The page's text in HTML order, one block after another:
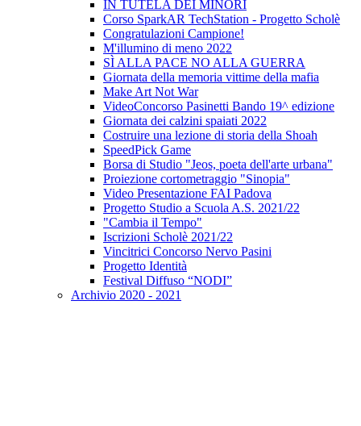
IN TUTELA DEI MINORI
Corso SparkAR TechStation - Progetto Scholè
Congratulazioni Campione!
M'illumino di meno 2022
SÌ ALLA PACE NO ALLA GUERRA
Giornata della memoria vittime della mafia
Make Art Not War
VideoConcorso Pasinetti Bando 19^ edizione
Giornata dei calzini spaiati 2022
Costruire una lezione di storia della Shoah
SpeedPick Game
Borsa di Studio "Jeos, poeta dell'arte urbana"
Proiezione cortometraggio "Sinopia"
Video Presentazione FAI Padova
Progetto Studio a Scuola A.S. 2021/22
"Cambia il Tempo"
Iscrizioni Scholè 2021/22
Vincitrici Concorso Nervo Pasini
Progetto Identità
Festival Diffuso “NODI”
Archivio 2020 - 2021